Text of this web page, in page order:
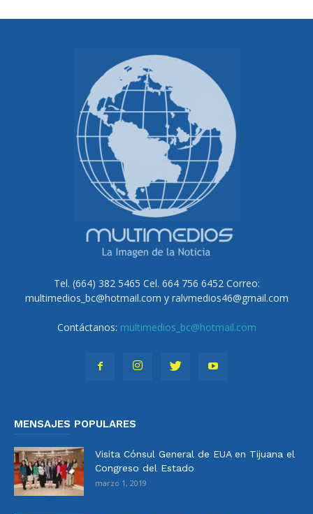
Tel. (664) 382 5465 Cel. 664 756 6452 Correo:
multimedios_bc@hotmail.com y ralvmedios46@gmail.com
Contáctanos: multimedios_bc@hotmail.com
MENSAJES POPULARES
Visita Cónsul General de EUA en Tijuana el
Congreso del Estado
marzo 1, 2019